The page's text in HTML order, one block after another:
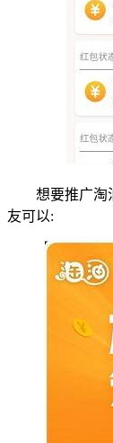
想要推广淘
友可以: